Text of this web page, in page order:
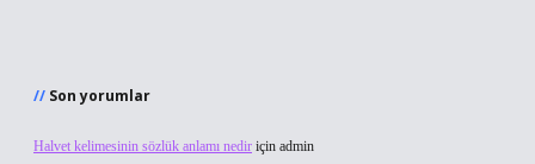
Son yorumlar
Halvet kelimesinin sözlük anlamı nedir için admin